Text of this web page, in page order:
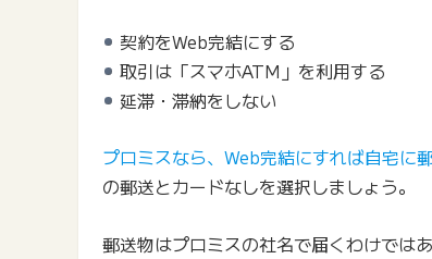
契約をWeb完結にする
取引は「スマホATM」を利用する
延滞・滞納をしない
プロミスなら、Web完結にすれば自宅に
の郵送とカードなしを選択しましょう。
郵送物はプロミスの社名で届くわけでは